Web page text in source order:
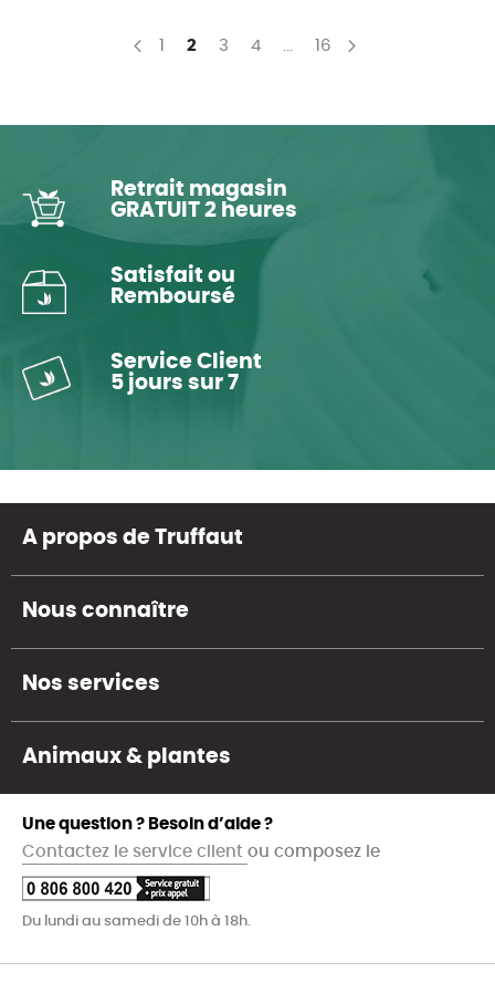
Page
Précédent
PageYou're currently reading page
2 Page
3 Page
4 ... Page
16
Retrait magasin
GRATUIT 2 heures
Satisfait ou
Remboursé
Service Client
5 jours sur 7
A propos de Truffaut
Nous connaître
Nos services
Animaux & plantes
Une question ? Besoin d’aide ?
Contactez le service client ou composez le
Du lundi au samedi de 10h à 18h.